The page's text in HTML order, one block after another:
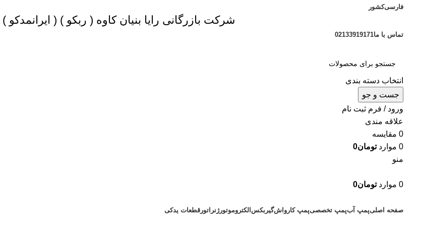
فارسیکشور
شرکت بازرگانی رایا بنیان کاوه ( ربکو ) ( ایرانمدکو )
تماس با ما02133919171
انتخاب دسته بندی
جست و جو
ورود / فرم ثبت نام
علاقه مندی
0 مقایسه
0 موارد تومان0
منو
0 موارد تومان0
صفحه اصلیپمپ آبپمپ تخصصیپمپ کارواشگیربکس الکتروموتورژنراتور قطعات یدکی